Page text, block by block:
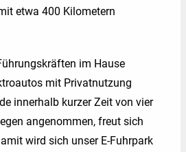
etwa 400 Kilometern
im Hause
mit Privatnutzung
innerhalb kurzer Zeit von vier
angenommen, freut sich
wird sich unser E-Fuhrpark